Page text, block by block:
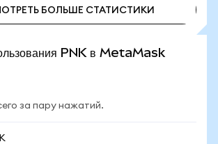
БОЛЬШЕ СТАТИСТИКИ
PNK в MetaMask
за пару нажатий.